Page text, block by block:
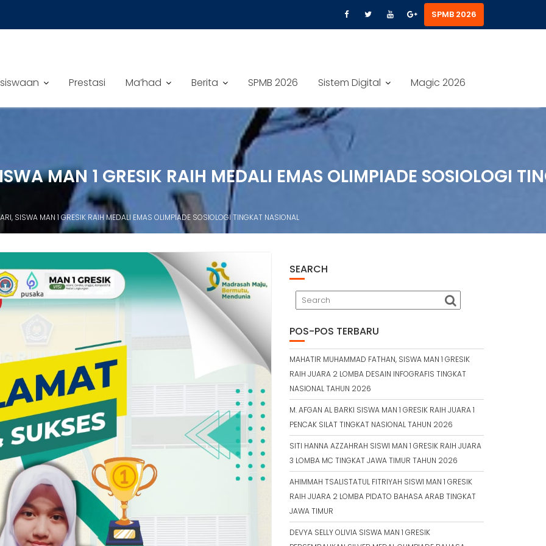
SPMB 2026
Prestasi Ma’had Berita SPMB 2026 Sistem Digital Magic 2026
MAN 1 GRESIK RAIH MEDALI EMAS OLIMPIADE SOSIOLOGI
SISWA MAN 1 GRESIK RAIH MEDALI EMAS OLIMPIADE SOSIOLOGI TINGKAT NASIONAL
SEARCH
POS-POS TERBARU
MAHATIR MUHAMMAD FATHAN, SISWA MAN 1 GRESIK
RAIH JUARA 2 LOMBA DESAIN INFOGRAFIS TINGKAT
NASIONAL TAHUN 2026
M. AFGAN AL BARKI SISWA MAN 1 GRESIK RAIH JUARA 1
PENCAK SILAT TINGKAT NASIONAL TAHUN 2026
SITI HANNA AZZAHRAH SISWI MAN 1 GRESIK RAIH JUARA
3 LOMBA MC TINGKAT JAWA TIMUR TAHUN 2026
AHIMMAH TSALISTATUL FITRIYAH SISWI MAN 1 GRESIK
RAIH JUARA 2 LOMBA PIDATO BAHASA ARAB TINGKAT
JAWA TIMUR
DEVYA SELLY OLIVIA SISWA MAN 1 GRESIK